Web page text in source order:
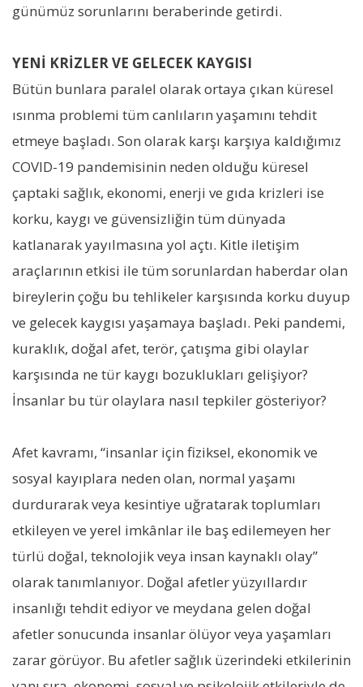
günümüz sorunlarını beraberinde getirdi.
YENİ KRİZLER VE GELECEK KAYGISI
Bütün bunlara paralel olarak ortaya çıkan küresel
ısınma problemi tüm canlıların yaşamını tehdit
etmeye başladı. Son olarak karşı karşıya kaldığımız
COVID-19 pandemisinin neden olduğu küresel
çaptaki sağlık, ekonomi, enerji ve gıda krizleri ise
korku, kaygı ve güvensizliğin tüm dünyada
katlanarak yayılmasına yol açtı. Kitle iletişim
araçlarının etkisi ile tüm sorunlardan haberdar olan
bireylerin çoğu bu tehlikeler karşısında korku duyup
ve gelecek kaygısı yaşamaya başladı. Peki pandemi,
kuraklık, doğal afet, terör, çatışma gibi olaylar
karşısında ne tür kaygı bozuklukları gelişiyor?
İnsanlar bu tür olaylara nasıl tepkiler gösteriyor?
Afet kavramı, “insanlar için fiziksel, ekonomik ve
sosyal kayıplara neden olan, normal yaşamı
durdurarak veya kesintiye uğratarak toplumları
etkileyen ve yerel imkânlar ile baş edilemeyen her
türlü doğal, teknolojik veya insan kaynaklı olay”
olarak tanımlanıyor. Doğal afetler yüzyıllardır
insanlığı tehdit ediyor ve meydana gelen doğal
afetler sonucunda insanlar ölüyor veya yaşamları
zarar görüyor. Bu afetler sağlık üzerindeki etkilerinin